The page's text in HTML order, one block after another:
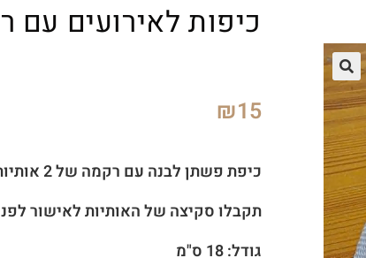
כיפות לאירועים עם
₪15
כיפת פשתן לבנה עם רקמה של 2 אותיות כולל סיכה בפנים
תקבלו סקיצה של האותיות לאישור
גודל: 18 ס"מ